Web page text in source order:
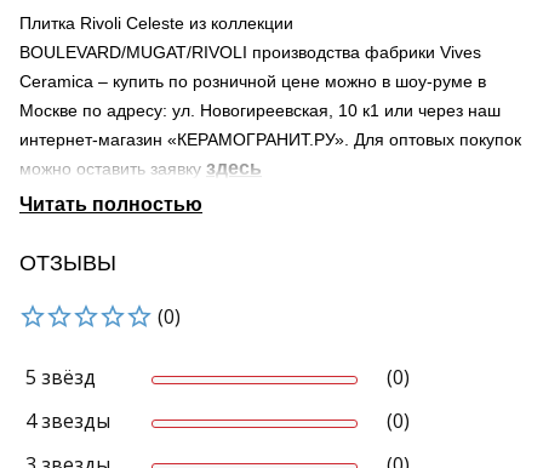
Плитка Rivoli Celeste из коллекции
BOULEVARD/MUGAT/RIVOLI производства фабрики Vives
Ceramica – купить по розничной цене можно в шоу-руме в
Москве по адресу: ул. Новогиреевская, 10 к1 или через наш
интернет-магазин «КЕРАМОГРАНИТ.РУ». Для оптовых покупок
можно оставить заявку здесь
Страна происхождения – Испания
Область применения материала – для ванной, для гостиной,
Мы осуществляем доставку по Москве и Московской области.
России транспортными компаниями.
495-966-38-80 и 8-800-707-44-50 (звонок по России
бесплатный)
ОТЗЫВЫ
(0)
5 звёзд
(0)
4 звезды
(0)